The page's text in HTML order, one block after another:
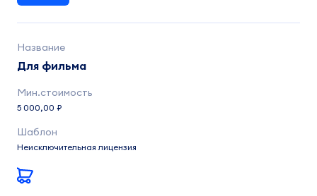
Для фильма
5 000,00 ₽
Неисключительная лицензия